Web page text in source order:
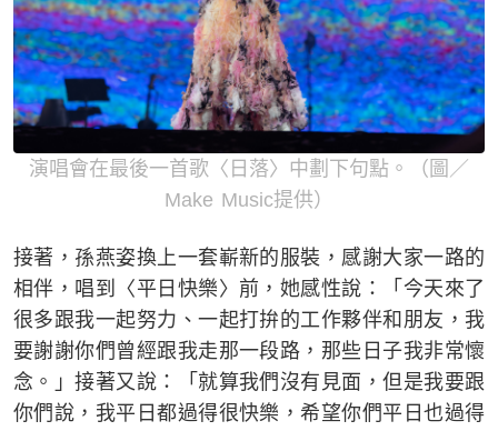
演唱會在最後一首歌〈日落〉中劃下句點。（圖／
Make Music提供）
接著，孫燕姿換上一套嶄新的服裝，感謝大家一路的
相伴，唱到〈平日快樂〉前，她感性說：「今天來了
很多跟我一起努力、一起打拚的工作夥伴和朋友，我
要謝謝你們曾經跟我走那一段路，那些日子我非常懷
念。」接著又說：「就算我們沒有見面，但是我要跟
你們說，我平日都過得很快樂，希望你們平日也過得